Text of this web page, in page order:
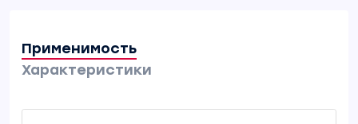
Применимость
Характеристики